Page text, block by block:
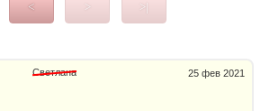
< > >|
25 фев 2021
Светлана